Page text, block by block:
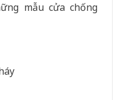
mẫu cửa chống